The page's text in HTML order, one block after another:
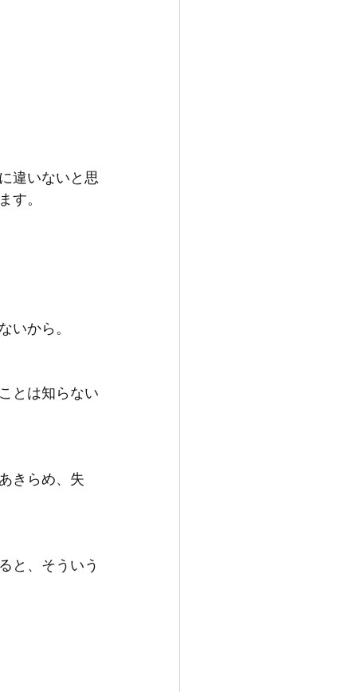
違いないと思
。
から。
とは知らない
きらめ、失
と、そういう